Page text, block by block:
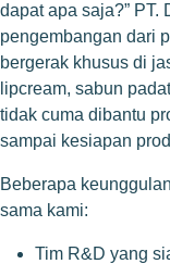
dapat apa saja?” PT.
pengembangan dari
bergerak khusus di
lipcream, sabun
tidak cuma dibantu
sampai kesiapan
Beberapa
sama kami:
Tim R&D yang